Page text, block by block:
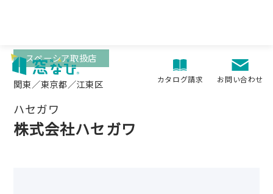
カタログ請求 お問い合わせ
関東／東京都／江東区
ハセガワ
株式会社ハセガワ
スペーシア取扱店